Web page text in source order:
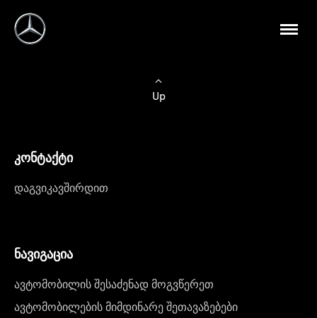
Up
კონტაქტი
დაგვიკავშირდით
ნავიგაცია
ავტომობილის შესაძენად მოგვწერეთ
ავტომობილების მიმდინარე შეთავაზებები